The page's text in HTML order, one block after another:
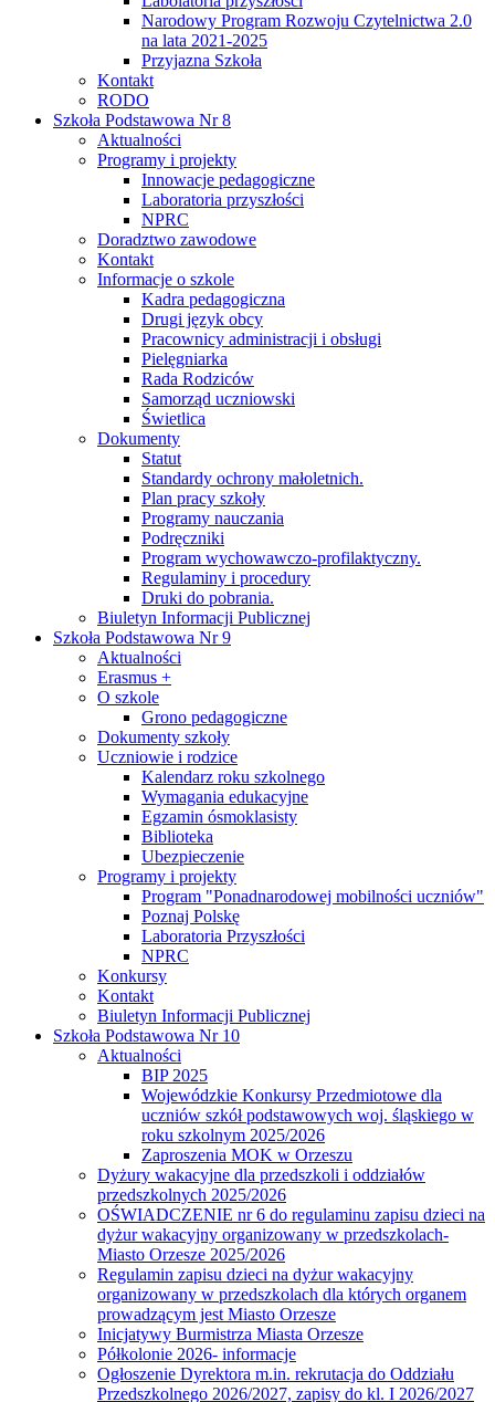
Narodowy Program Rozwoju Czytelnictwa 2.0
na lata 2021-2025
Przyjazna Szkoła
Kontakt
RODO
Szkoła Podstawowa Nr 8
Aktualności
Programy i projekty
Innowacje pedagogiczne
Laboratoria przyszłości
NPRC
Doradztwo zawodowe
Kontakt
Informacje o szkole
Kadra pedagogiczna
Drugi język obcy
Pracownicy administracji i obsługi
Pielęgniarka
Rada Rodziców
Samorząd uczniowski
Świetlica
Dokumenty
Statut
Standardy ochrony małoletnich.
Plan pracy szkoły
Programy nauczania
Podręczniki
Program wychowawczo-profilaktyczny.
Regulaminy i procedury
Druki do pobrania.
Biuletyn Informacji Publicznej
Szkoła Podstawowa Nr 9
Aktualności
Erasmus +
O szkole
Grono pedagogiczne
Dokumenty szkoły
Uczniowie i rodzice
Kalendarz roku szkolnego
Wymagania edukacyjne
Egzamin ósmoklasisty
Biblioteka
Ubezpieczenie
Programy i projekty
Program "Ponadnarodowej mobilności uczniów"
Poznaj Polskę
Laboratoria Przyszłości
NPRC
Konkursy
Kontakt
Biuletyn Informacji Publicznej
Szkoła Podstawowa Nr 10
Aktualności
BIP 2025
Wojewódzkie Konkursy Przedmiotowe dla
uczniów szkół podstawowych woj. śląskiego w
roku szkolnym 2025/2026
Zaproszenia MOK w Orzeszu
Dyżury wakacyjne dla przedszkoli i oddziałów
przedszkolnych 2025/2026
OŚWIADCZENIE nr 6 do regulaminu zapisu dzieci na
dyżur wakacyjny organizowany w przedszkolach-
Miasto Orzesze 2025/2026
Regulamin zapisu dzieci na dyżur wakacyjny
organizowany w przedszkolach dla których organem
prowadzącym jest Miasto Orzesze
Inicjatywy Burmistrza Miasta Orzesze
Półkolonie 2026- informacje
Ogłoszenie Dyrektora m.in. rekrutacja do Oddziału
Przedszkolnego 2026/2027, zapisy do kl. I 2026/2027